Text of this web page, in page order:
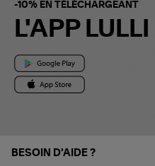
-10% EN TÉLÉCHARGEANT
L'APP LULLI
BESOIN D'AIDE ?